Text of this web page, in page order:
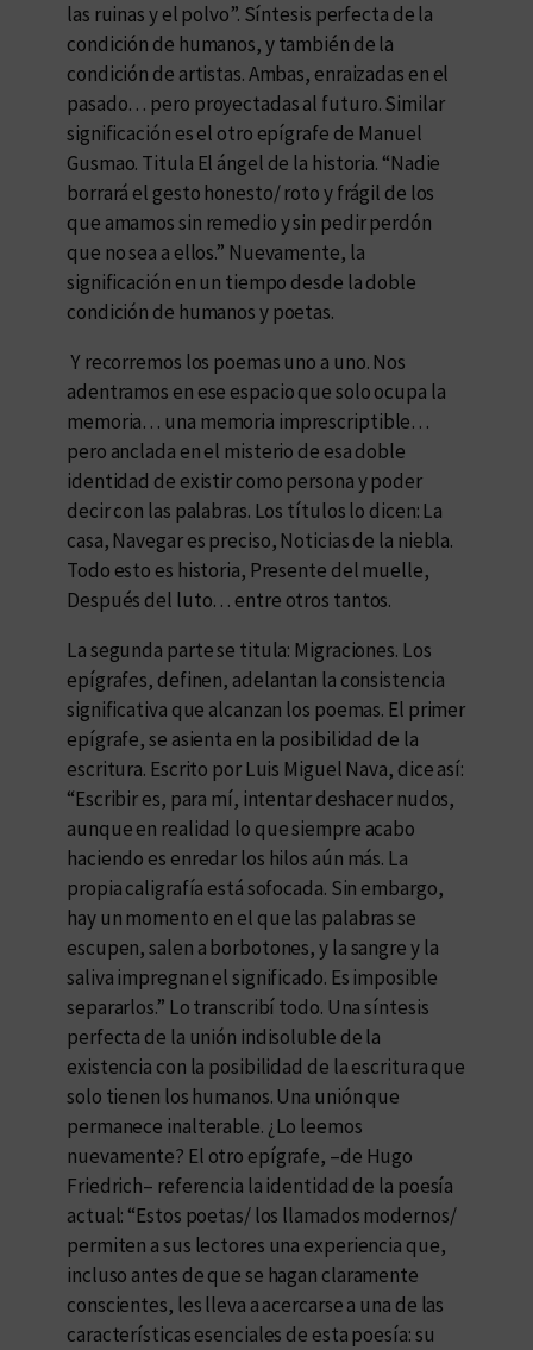
las ruinas y el polvo”. Síntesis perfecta de la
condición de humanos, y también de la
condición de artistas. Ambas, enraizadas en el
pasado… pero proyectadas al futuro. Similar
significación es el otro epígrafe de Manuel
Gusmao. Titula El ángel de la historia. “Nadie
borrará el gesto honesto/ roto y frágil de los
que amamos sin remedio y sin pedir perdón
que no sea a ellos.” Nuevamente, la
significación en un tiempo desde la doble
condición de humanos y poetas.
Y recorremos los poemas uno a uno. Nos
adentramos en ese espacio que solo ocupa la
memoria… una memoria imprescriptible…
pero anclada en el misterio de esa doble
identidad de existir como persona y poder
decir con las palabras. Los títulos lo dicen: La
casa, Navegar es preciso, Noticias de la niebla.
Todo esto es historia, Presente del muelle,
Después del luto… entre otros tantos.
La segunda parte se titula: Migraciones. Los
epígrafes, definen, adelantan la consistencia
significativa que alcanzan los poemas. El primer
epígrafe, se asienta en la posibilidad de la
escritura. Escrito por Luis Miguel Nava, dice así:
“Escribir es, para mí, intentar deshacer nudos,
aunque en realidad lo que siempre acabo
haciendo es enredar los hilos aún más. La
propia caligrafía está sofocada. Sin embargo,
hay un momento en el que las palabras se
escupen, salen a borbotones, y la sangre y la
saliva impregnan el significado. Es imposible
separarlos.” Lo transcribí todo. Una síntesis
perfecta de la unión indisoluble de la
existencia con la posibilidad de la escritura que
solo tienen los humanos. Una unión que
permanece inalterable. ¿Lo leemos
nuevamente? El otro epígrafe, –de Hugo
Friedrich– referencia la identidad de la poesía
actual: “Estos poetas/ los llamados modernos/
permiten a sus lectores una experiencia que,
incluso antes de que se hagan claramente
conscientes, les lleva a acercarse a una de las
características esenciales de esta poesía: su